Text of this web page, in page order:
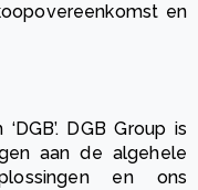
en
DGB Group is
aan de algehele
en ons